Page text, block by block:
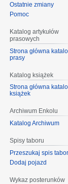
Ostatnie zmiany
Pomoc
Katalog artykułów
prasowych
Strona główna
prasy
Katalog książek
Strona główna
książek
Archiwum Enkolu
Katalog Archiwum
Spisy taboru
Przeszukaj spis
Dodaj pojazd
Wykaz posterunków